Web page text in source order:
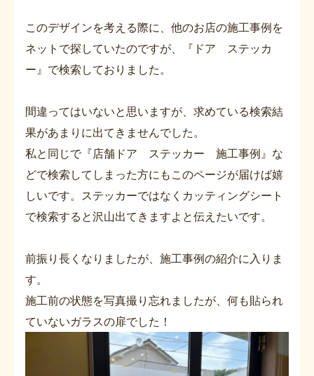
このデザインを考える際に、他のお店の施工事例を
ネットで探していたのですが、『ドア ステッカ
ー』で検索しておりました。
間違ってはいないと思いますが、求めている検索結
果があまりに出てきませんでした。
私と同じで『店舗ドア ステッカー 施工事例』な
どで検索してしまった方にもこのページが届けば嬉
しいです。ステッカーではなくカッティングシート
で検索すると沢山出てきますよと伝えたいです。
前振り長くなりましたが、施工事例の紹介に入りま
す。
施工前の状態を写真撮り忘れましたが、何も貼られ
ていないガラスの扉でした！